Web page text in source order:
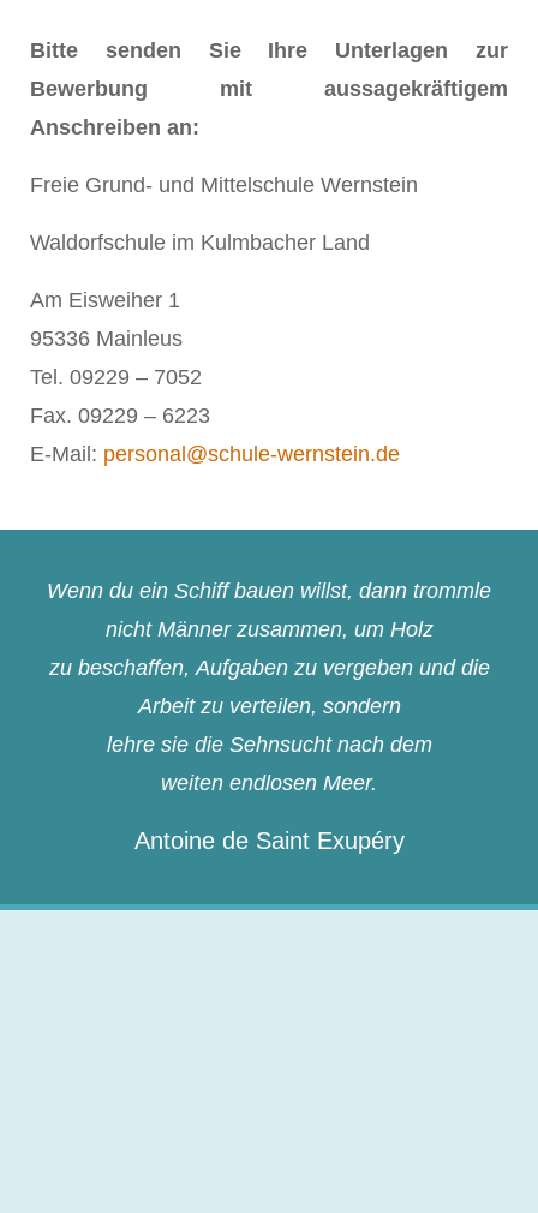
Bitte senden Sie Ihre Unterlagen zur
Bewerbung mit aussagekräftigem
Anschreiben an:
Freie Grund- und Mittelschule Wernstein
Waldorfschule im Kulmbacher Land
Am Eisweiher 1
95336 Mainleus
Tel. 09229 – 7052
Fax. 09229 – 6223
E-Mail: personal@schule-wernstein.de
Wenn du ein Schiff bauen willst, dann trommle
nicht Männer zusammen, um Holz
zu beschaffen, Aufgaben zu vergeben und die
Arbeit zu verteilen, sondern
lehre sie die Sehnsucht nach dem
weiten endlosen Meer.
Antoine de Saint Exupéry